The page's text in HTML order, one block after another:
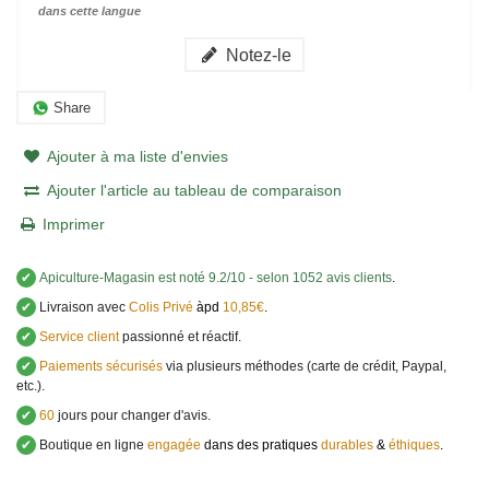
dans cette langue
Notez-le
Share
Ajouter à ma liste d'envies
Ajouter l'article au tableau de comparaison
Imprimer
✔ Apiculture-Magasin est noté 9.2/10 - selon 1052 avis clients.
✔
Livraison avec Colis Privé àpd 10,85€.
✔ Service clientpassionné et réactif.
✔
Paiements sécurisés via plusieurs méthodes (carte de crédit, Paypal,
etc.).
✔ 60 jours pour changer d'avis.
✔
Boutique en ligne engagée dans des pratiques durables & éthiques.